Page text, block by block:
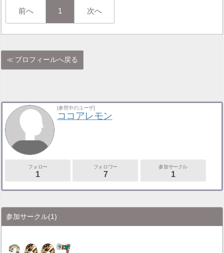
前へ 1 次へ
プロフィールへ戻る
[参照中のユーザ]
ココアレモン
フォロー
1
フォロワー
7
参加サークル
1
参加サークル(1)